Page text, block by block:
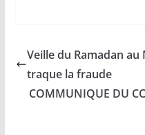
Veille du Ramadan
traque la fraude
COMMUNIQUE DU